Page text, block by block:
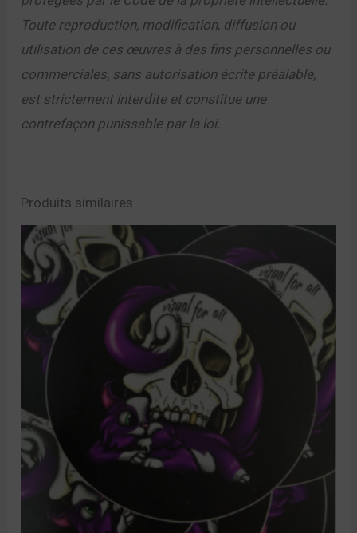
Toute reproduction, modification, diffusion ou
utilisation de ces œuvres à des fins personnelles ou
commerciales, sans autorisation écrite préalable,
est strictement interdite et constitue une
contrefaçon punissable par la loi.
Produits similaires